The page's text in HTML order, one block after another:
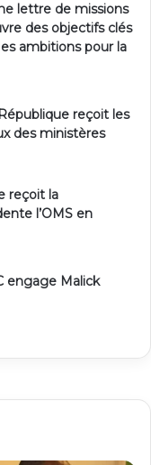
lettre de missions
des objectifs clés
ambitions pour la
reçoit les
des ministères
reçoit la
l’OMS en
engage Malick